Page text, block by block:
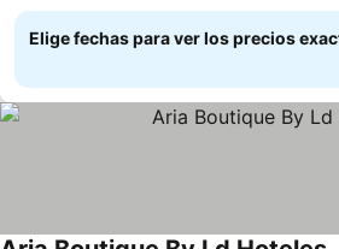
Elige fechas para ver los precios